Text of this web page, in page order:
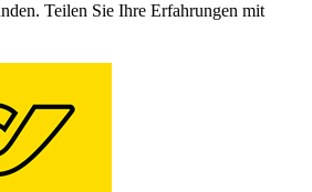
Teilen Sie Ihre Erfahrungen mit